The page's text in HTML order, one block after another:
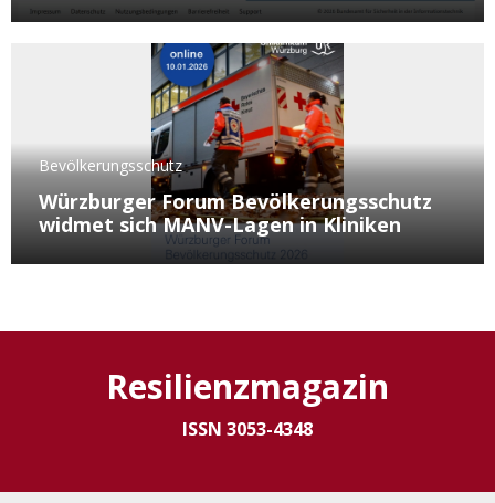
Bevölkerungsschutz
Würzburger Forum Bevölkerungsschutz
widmet sich MANV-Lagen in Kliniken
Resilienzmagazin
ISSN 3053-4348